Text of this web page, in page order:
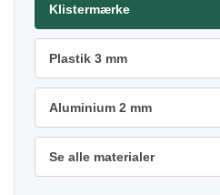
Klistermærke
Plastik 3 mm
Aluminium 2 mm
Se alle materialer